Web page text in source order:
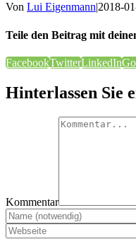
Von Lui Eigenmann|2018-
Teile den Beitrag mit
FacebookTwitterLinkedIn
Hinterlassen Sie
Kommentar